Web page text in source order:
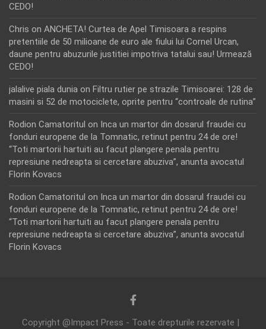
CEDO!
Chris on ANCHETA! Curtea de Apel Timisoara a respins
pretentiile de 50 milioane de euro ale fiului lui Cornel Urcan,
daune pentru abuzurile justitiei impotriva tatalui sau! Urmează
CEDO!
jalalive piala dunia on Filtru rutier pe strazile Timisoarei: 128 de
masini si 52 de motociclete, oprite pentru “controale de rutina”
Rodion Camatoritul on Inca un martor din dosarul fraudei cu
fonduri europene de la Tomnatic, retinut pentru 24 de ore!
“Toti martorii hartuiti au facut plangere penala pentru
represiune nedreapta si cercetare abuziva”, anunta avocatul
Florin Kovacs
Rodion Camatoritul on Inca un martor din dosarul fraudei cu
fonduri europene de la Tomnatic, retinut pentru 24 de ore!
“Toti martorii hartuiti au facut plangere penala pentru
represiune nedreapta si cercetare abuziva”, anunta avocatul
Florin Kovacs
Copyright @Impact Press - Toate drepturile rezervate |